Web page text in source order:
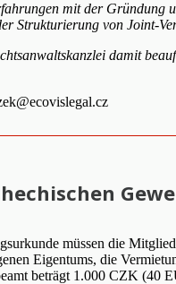
mit der Gründung
Strukturierung von Joint-
damit
müssen die
Eigentums, die
beträgt 1.000 CZK (40